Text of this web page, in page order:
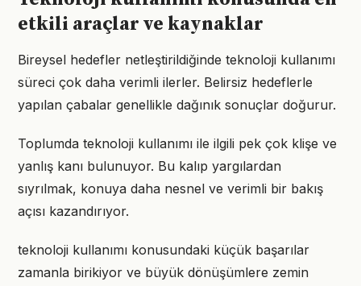
etkili araçlar ve kaynaklar
Bireysel hedefler netleştirildiğinde teknoloji kullanımı
süreci çok daha verimli ilerler. Belirsiz hedeflerle
yapılan çabalar genellikle dağınık sonuçlar doğurur.
Toplumda teknoloji kullanımı ile ilgili pek çok klişe ve
yanlış kanı bulunuyor. Bu kalıp yargılardan
sıyrılmak, konuya daha nesnel ve verimli bir bakış
açısı kazandırıyor.
teknoloji kullanımı konusundaki küçük başarılar
zamanla birikiyor ve büyük dönüşümlere zemin